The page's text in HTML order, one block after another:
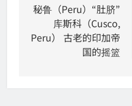
navigation
秘鲁（Peru）“肚脐”
库斯科（Cusco,
Peru） 古老的印加帝
国的摇篮